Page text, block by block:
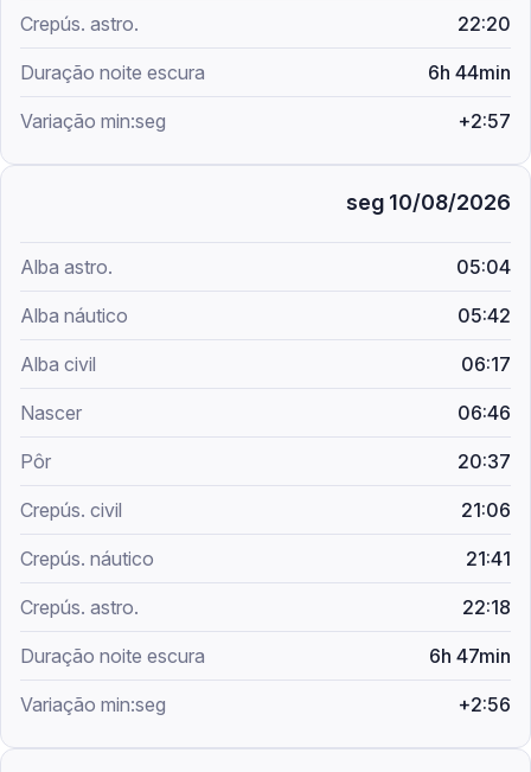
22:20
6h 44min
+2:57
seg 10/08/2026
05:04
05:42
06:17
06:46
20:37
21:06
21:41
22:18
6h 47min
+2:56